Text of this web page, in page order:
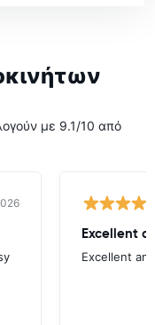
με 9.1/10 από
Excellent
Excellent